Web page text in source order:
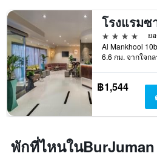
4 ดาว
ย
6.6 กม. จากใจกล
฿1,544
พักที่ไหนใน